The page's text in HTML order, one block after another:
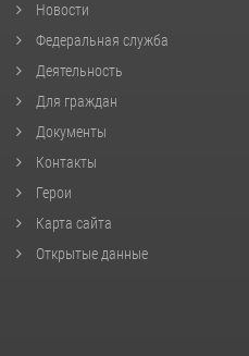
Новости
Федеральная служба
Деятельность
Для граждан
Документы
Контакты
Герои
Карта сайта
Открытые данные